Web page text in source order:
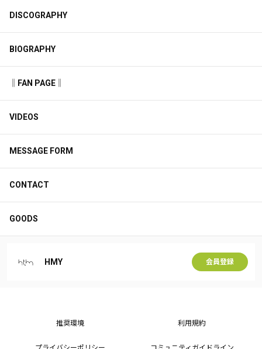
DISCOGRAPHY
BIOGRAPHY
‖FAN PAGE‖
VIDEOS
MESSAGE FORM
CONTACT
GOODS
HMY 会員登録
推奨環境 利用規約